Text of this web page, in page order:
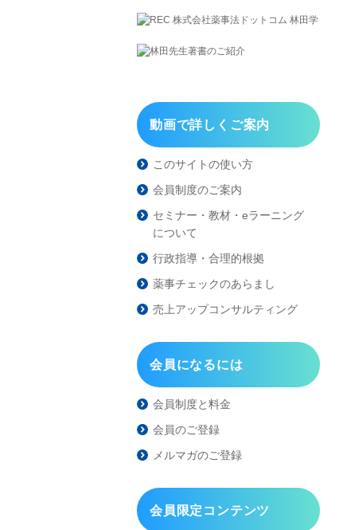
動画で詳しくご案内
このサイトの使い方
会員制度のご案内
セミナー・教材・eラーニング
について
行政指導・合理的根拠
薬事チェックのあらまし
売上アップコンサルティング
会員になるには
会員制度と料金
会員のご登録
メルマガのご登録
会員限定コンテンツ